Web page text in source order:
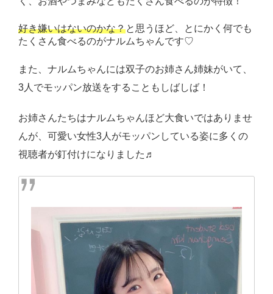
好き嫌いはないのかな？と思うほど、とにかく何でも
たくさん食べるのがナルムちゃんです♡
また、ナルムちゃんには双子のお姉さん姉妹がいて、
3人でモッパン放送をすることもしばしば！
お姉さんたちはナルムちゃんほど大食いではありませ
んが、可愛い女性3人がモッパンしている姿に多くの
視聴者が釘付けになりました♬